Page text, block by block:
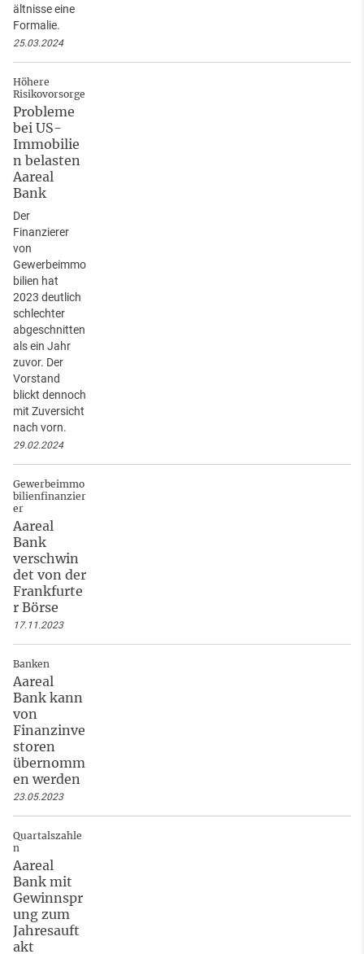
ältnisse eine
Formalie.
25.03.2024
Höhere
Risikovorsorge
Probleme
bei US-
Immobilie
n belasten
Aareal
Bank
Der
Finanzierer
von
Gewerbeimmo
bilien hat
2023 deutlich
schlechter
abgeschnitten
als ein Jahr
zuvor. Der
Vorstand
blickt dennoch
mit Zuversicht
nach vorn.
29.02.2024
Gewerbeimmo
bilienfinanzier
er
Aareal
Bank
verschwin
det von der
Frankfurte
r Börse
17.11.2023
Banken
Aareal
Bank kann
von
Finanzinve
storen
übernomm
en werden
23.05.2023
Quartalszahle
n
Aareal
Bank mit
Gewinnspr
ung zum
Jahresauft
akt